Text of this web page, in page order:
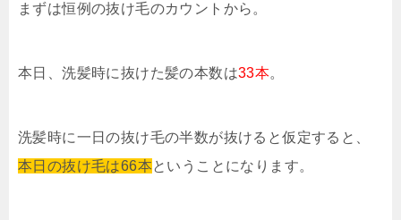
まずは恒例の抜け毛のカウントから。
本日、洗髪時に抜けた髪の本数は33本。
洗髪時に一日の抜け毛の半数が抜けると仮定すると、
本日の抜け毛は66本ということになります。